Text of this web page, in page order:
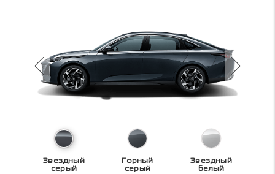
Звездный
серый
Горный
серый
Звездный
белый